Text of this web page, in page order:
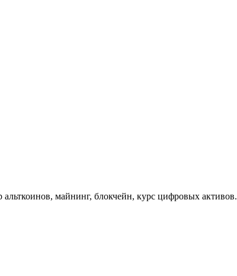
майнинг, блокчейн, курс цифровых активов.